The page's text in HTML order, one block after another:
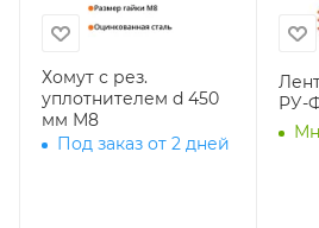
Хомут с рез.
уплотнителем d 450
мм М8
Под заказ от 2 дней
РУ-